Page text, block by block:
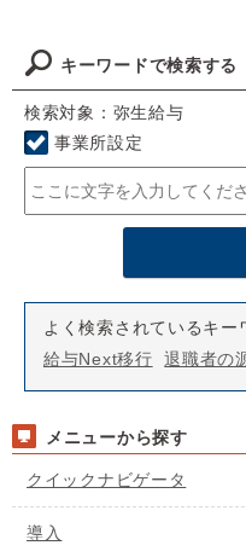
キーワードで検索する
検索対象：弥生給与
事業所設定
よく検索されているキー
給与Next移行
退職者の
メニューから探す
クイックナビゲータ
導入